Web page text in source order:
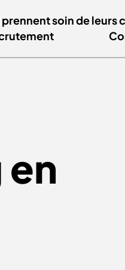
soin de leurs